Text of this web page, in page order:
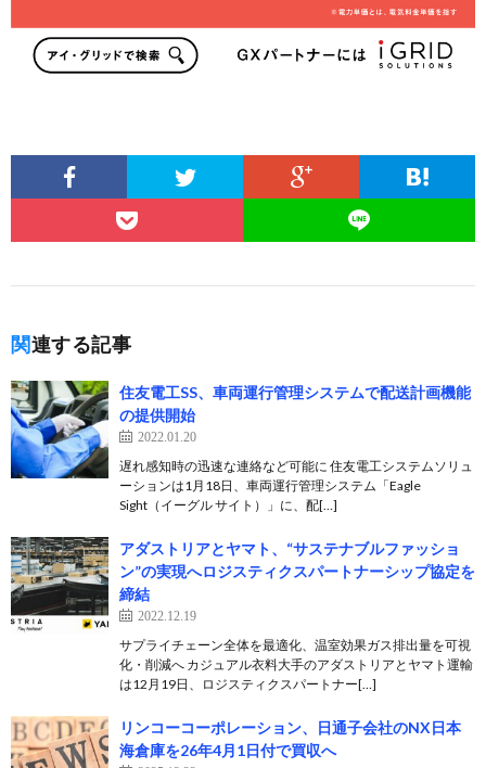
関連する記事
住友電工SS、車両運行管理システムで配送計画機能
の提供開始
2022.01.20
遅れ感知時の迅速な連絡など可能に 住友電工システムソリュ
ーションは1月18日、車両運行管理システム「Eagle
Sight（イーグル サイト）」に、配[…]
アダストリアとヤマト、“サステナブルファッショ
ン”の実現へロジスティクスパートナーシップ協定を
締結
2022.12.19
サプライチェーン全体を最適化、温室効果ガス排出量を可視
化・削減へ カジュアル衣料大手のアダストリアとヤマト運輸
は12月19日、ロジスティクスパートナー[…]
リンコーコーポレーション、日通子会社のNX日本
海倉庫を26年4月1日付で買収へ